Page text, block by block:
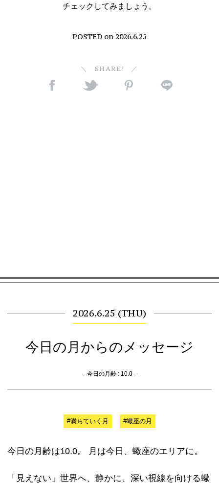
チェックしてみましょう。
POSTED on 2026.6.25
SHARE!
2026.6.25 (THU)
今日の月からのメッセージ
– 今日の月齢 : 10.0 –
#満ちていく月 #蠍座の月
今日の月齢は10.0。 月は今日、蠍座のエリアに。
「見えない」世界へ、静かに、深い視線を向ける蠍